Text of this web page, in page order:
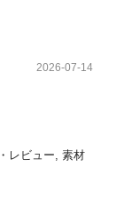
2026-07-14
レビュー, 素材